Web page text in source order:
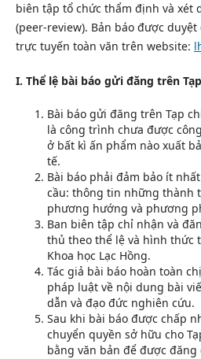
biên tập tổ chức thẩm định và xét
(peer-review). Bản báo được
trực tuyến toàn văn trên website:
I. Thể lệ bài báo gửi đăng trên
Bài báo gửi đăng trên Tạp
là công trình chưa được
ở bất kì ấn phẩm nào xuất
tế.
Bài báo phải đảm bảo ít
cầu: thông tin những thành
phương hướng và phương
Ban biên tập chỉ nhận và
thủ theo thể lệ và hình thức
Khoa học Lạc Hồng.
Tác giả bài báo hoàn toàn
pháp luật về nội dung bài
dẫn và đạo đức nghiên cứu.
Sau khi bài báo được chấp
chuyển quyền sở hữu cho
bằng văn bản để được